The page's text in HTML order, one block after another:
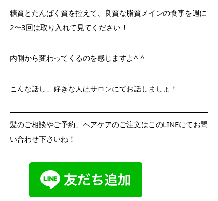
糖質とたんぱく質を控えて、良質な脂質メインの食事を週に
2〜3回は取り入れて見てください！
内側から変わってくるのを感じますよ^ ^
こんな話し、好きな人はサロンにてお話しましょ！
髪のご相談やご予約、ヘアケアのご注文はこのLINEにてお問
い合わせ下さいね！